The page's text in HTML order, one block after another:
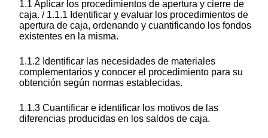
1.1 Aplicar los procedimientos de apertura y cierre de
caja. / 1.1.1 Identificar y evaluar los procedimientos de
apertura de caja, ordenando y cuantificando los fondos
existentes en la misma.
1.1.2 Identificar las necesidades de materiales
complementarios y conocer el procedimiento para su
obtención según normas establecidas.
1.1.3 Cuantificar e identificar los motivos de las
diferencias producidas en los saldos de caja.